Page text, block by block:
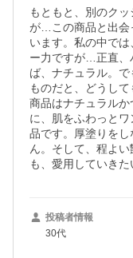
もともと、別のク
が…この商品と出会
います。私の中で
ー力ですが…正直、
ば、ナチュラル。
ものだと、どうし
商品はナチュラル
に、肌をふわっと
品です。厚塗りを
ん。そして、程よ
も、愛用していきた
投稿者情報
30代